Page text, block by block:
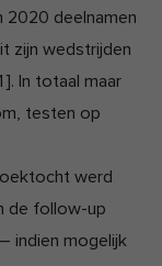
2020 deelnamen
zijn wedstrijden
]. In totaal maar
testen op
werd
de follow-up
indien mogelijk